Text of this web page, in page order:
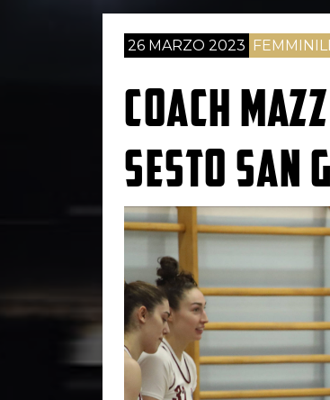
26 MARZO 2023
COACH
SESTO SAN